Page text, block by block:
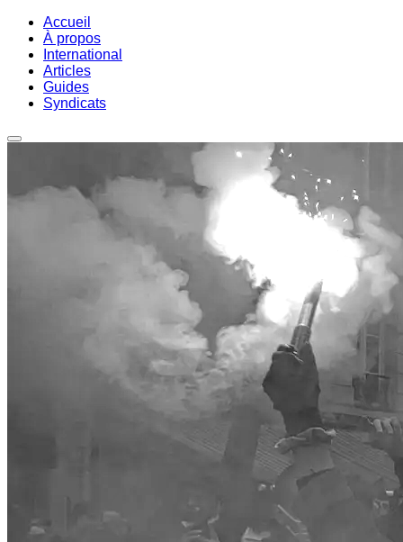
Accueil
À propos
International
Articles
Guides
Syndicats